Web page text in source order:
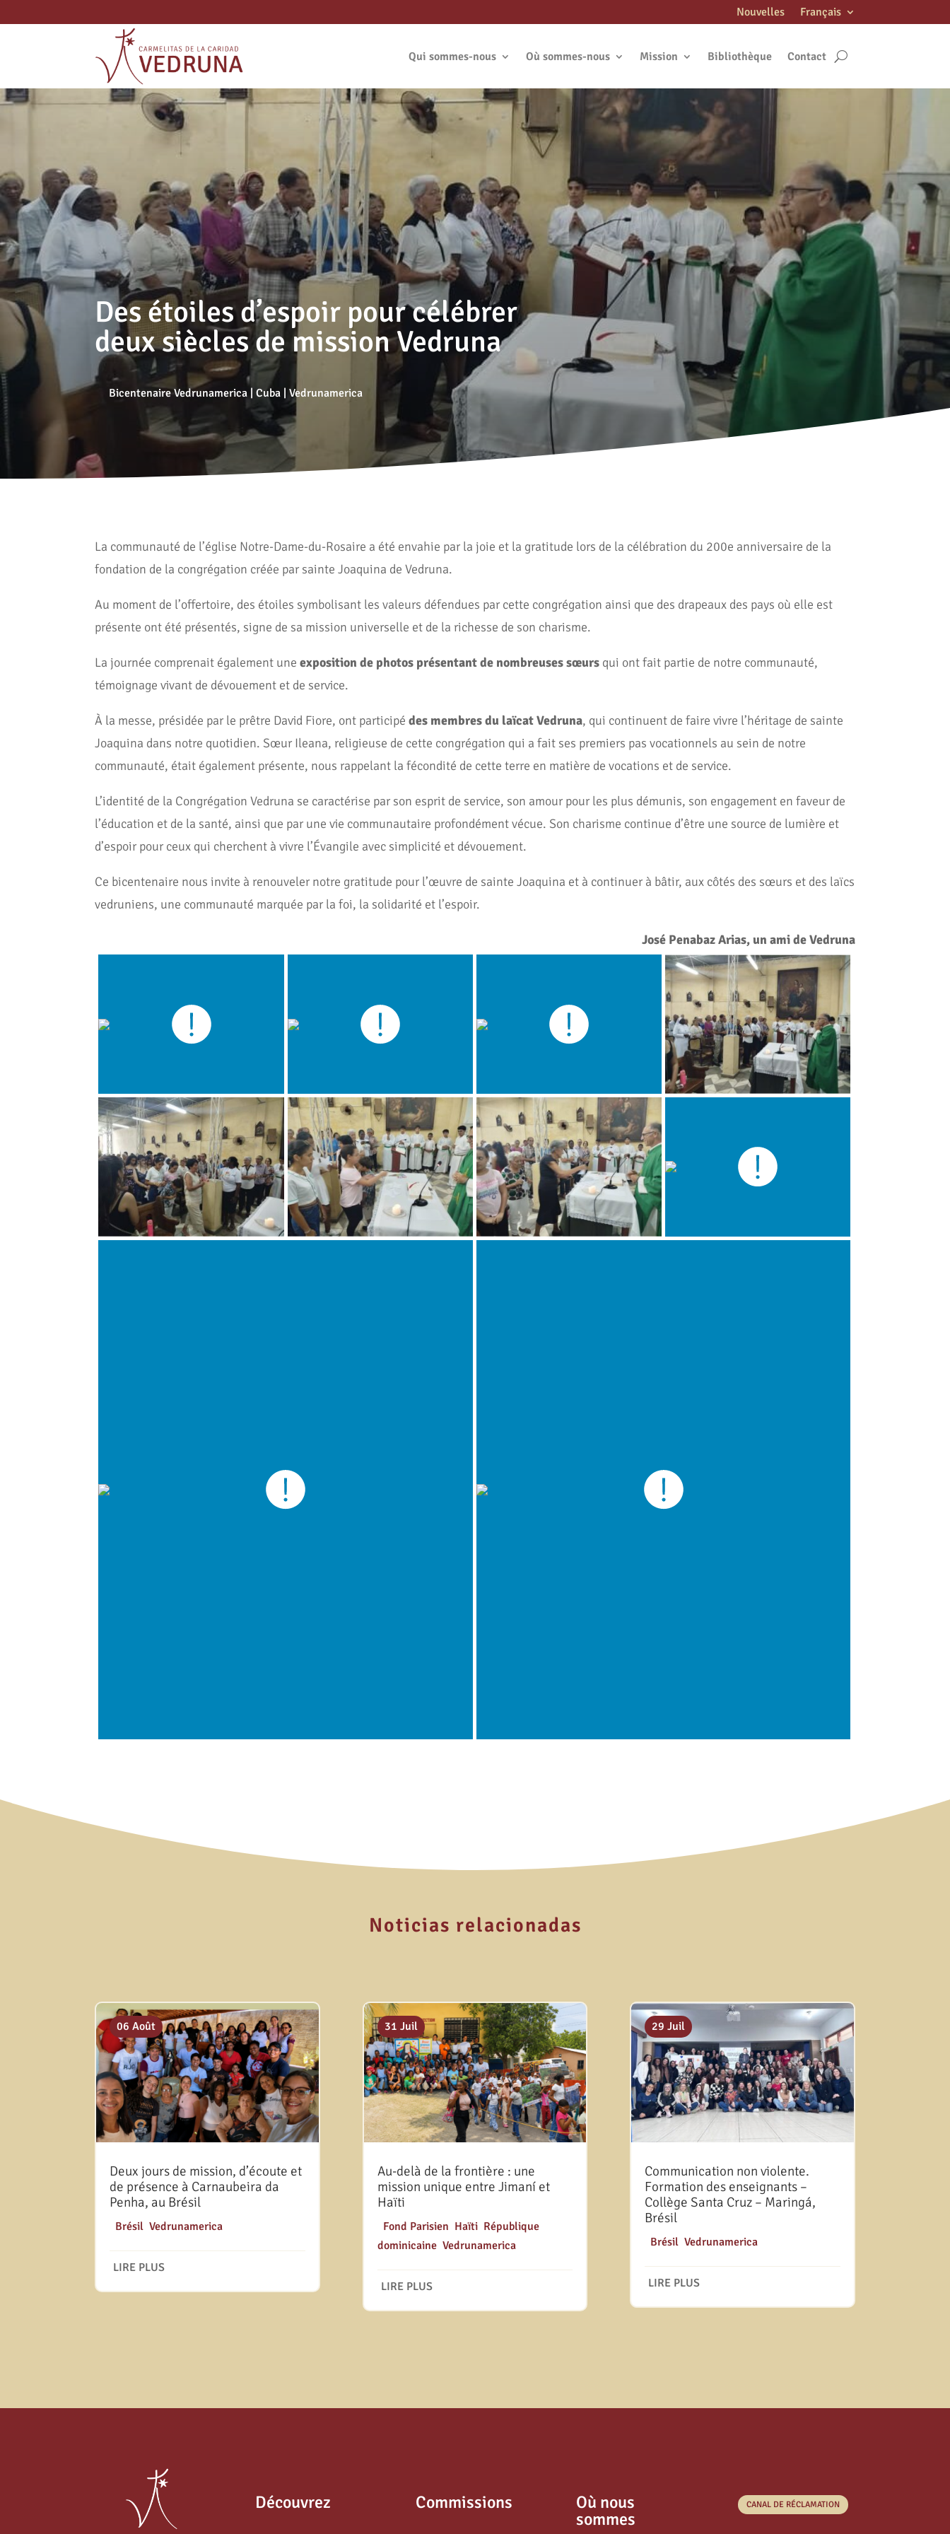
Nouvelles Français
Qui sommes-nous Où sommes-nous Mission Bibliothèque Contact
Des étoiles d’espoir pour célébrer
deux siècles de mission Vedruna
Bicentenaire Vedrunamerica |Cuba |Vedrunamerica
La communauté de l’église Notre-Dame-du-Rosaire a été envahie par la joie et la gratitude lors de la célébration du 200e anniversaire de la
fondation de la congrégation créée par sainte Joaquina de Vedruna.
Au moment de l’offertoire, des étoiles symbolisant les valeurs défendues par cette congrégation ainsi que des drapeaux des pays où elle est
présente ont été présentés, signe de sa mission universelle et de la richesse de son charisme.
La journée comprenait également uneexposition de photos présentant de nombreuses sœurs qui ont fait partie de notre communauté,
témoignage vivant de dévouement et de service.
À la messe, présidée par le prêtre David Fiore, ont participédes membres du laïcat Vedruna, qui continuent de faire vivre l’héritage de sainte
Joaquina dans notre quotidien. Sœur Ileana, religieuse de cette congrégation qui a fait ses premiers pas vocationnels au sein de notre
communauté, était également présente, nous rappelant la fécondité de cette terre en matière de vocations et de service.
L’identité de la Congrégation Vedruna se caractérise par son esprit de service, son amour pour les plus démunis, son engagement en faveur de
l’éducation et de la santé, ainsi que par une vie communautaire profondément vécue. Son charisme continue d’être une source de lumière et
d’espoir pour ceux qui cherchent à vivre l’Évangile avec simplicité et dévouement.
Ce bicentenaire nous invite à renouveler notre gratitude pour l’œuvre de sainte Joaquina et à continuer à bâtir, aux côtés des sœurs et des laïcs
vedruniens, une communauté marquée par la foi, la solidarité et l’espoir.
José Penabaz Arias, un ami de Vedruna
Noticias relacionadas
Deux jours de mission, d’écoute et
de présence à Carnaubeira da
Penha, au Brésil
06 Août
Brésil ,Vedrunamerica
LIRE PLUS
Au-delà de la frontière : une
mission unique entre Jimaní et
Haïti
31 Juil
Fond Parisien Haïti, République
dominicaine, Vedrunamerica
LIRE PLUS
Communication non violente.
Formation des enseignants –
Collège Santa Cruz – Maringá,
Brésil
29 Juil
Brésil, Vedrunamerica
LIRE PLUS
Découvrez Commissions
Où nous
sommes
CANAL DE RÉCLAMATION